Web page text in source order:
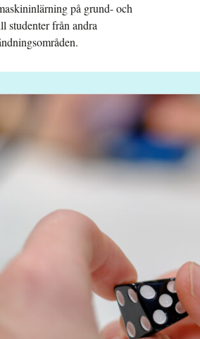
på grund- och
studenter från andra